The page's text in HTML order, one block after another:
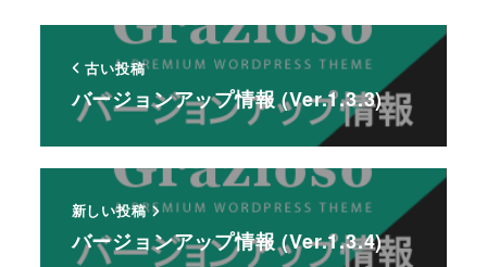
古い投稿
バージョンアップ情報 (Ver.1.3.3)
新しい投稿
バージョンアップ情報 (Ver.1.3.4)